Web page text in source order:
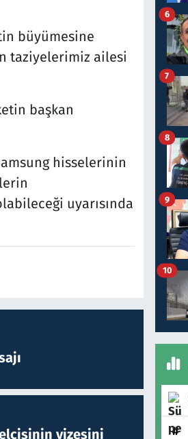
büyümesine
taziyelerimiz ailesi
başkan
hisselerinin
uyarısında
vizesini
6
7
8
9
10
#